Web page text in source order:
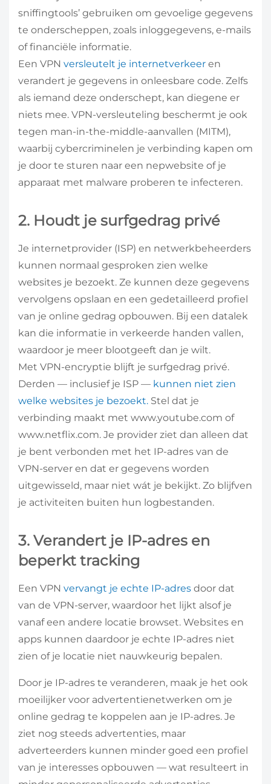
sniffingtools’ gebruiken om gevoelige gegevens
te onderscheppen, zoals inloggegevens, e-mails
of financiële informatie.
Een VPN versleutelt je internetverkeer en
verandert je gegevens in onleesbare code. Zelfs
als iemand deze onderschept, kan diegene er
niets mee. VPN-versleuteling beschermt je ook
tegen man-in-the-middle-aanvallen (MITM),
waarbij cybercriminelen je verbinding kapen om
je door te sturen naar een nepwebsite of je
apparaat met malware proberen te infecteren.
2. Houdt je surfgedrag privé
Je internetprovider (ISP) en netwerkbeheerders
kunnen normaal gesproken zien welke
websites je bezoekt. Ze kunnen deze gegevens
vervolgens opslaan en een gedetailleerd profiel
van je online gedrag opbouwen. Bij een datalek
kan die informatie in verkeerde handen vallen,
waardoor je meer blootgeeft dan je wilt.
Met VPN-encryptie blijft je surfgedrag privé.
Derden — inclusief je ISP — kunnen niet zien
welke websites je bezoekt. Stel dat je
verbinding maakt met www.youtube.com of
www.netflix.com. Je provider ziet dan alleen dat
je bent verbonden met het IP-adres van de
VPN-server en dat er gegevens worden
uitgewisseld, maar niet wát je bekijkt. Zo blijfven
je activiteiten buiten hun logbestanden.
3. Verandert je IP-adres en
beperkt tracking
Een VPN vervangt je echte IP-adres door dat
van de VPN-server, waardoor het lijkt alsof je
vanaf een andere locatie browset. Websites en
apps kunnen daardoor je echte IP-adres niet
zien of je locatie niet nauwkeurig bepalen.
Door je IP-adres te veranderen, maak je het ook
moeilijker voor advertentienetwerken om je
online gedrag te koppelen aan je IP-adres. Je
ziet nog steeds advertenties, maar
adverteerders kunnen minder goed een profiel
van je interesses opbouwen — wat resulteert in